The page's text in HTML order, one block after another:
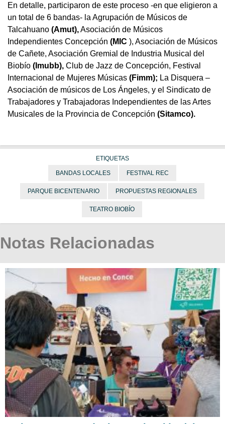
En detalle, participaron de este proceso -en que eligieron a
un total de 6 bandas- la Agrupación de Músicos de
Talcahuano (Amut),Asociación de Músicos
Independientes Concepción (MIC ), Asociación de Músicos
de Cañete, Asociación Gremial de Industria Musical del
Biobío (Imubb), Club de Jazz de Concepción, Festival
Internacional de Mujeres Músicas (Fimm); La Disquera –
Asociación de músicos de Los Ángeles, y el Sindicato de
Trabajadores y Trabajadoras Independientes de las Artes
Musicales de la Provincia de Concepción (Sitamco).
ETIQUETAS
BANDAS LOCALES FESTIVAL REC
PARQUE BICENTENARIO PROPUESTAS REGIONALES
TEATRO BIOBÍO
Notas Relacionadas